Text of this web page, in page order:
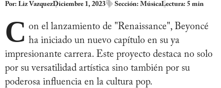
Por: Liz VazquezDiciembre 1, 2023 Sección: MúsicaLectura: 5 min
C on el lanzamiento de "Renaissance", Beyoncé
ha iniciado un nuevo capítulo en su ya
impresionante carrera. Este proyecto destaca no solo
por su versatilidad artística sino también por su
poderosa influencia en la cultura pop.